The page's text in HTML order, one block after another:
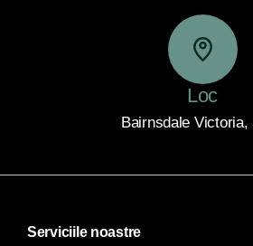
Loc
Bairnsdale Victoria,
Serviciile noastre